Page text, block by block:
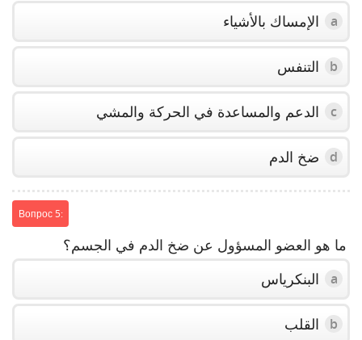
a الإمساك بالأشياء
b التنفس
c الدعم والمساعدة في الحركة والمشي
d ضخ الدم
Вопрос 5:
ما هو العضو المسؤول عن ضخ الدم في الجسم؟
a البنكرياس
b القلب